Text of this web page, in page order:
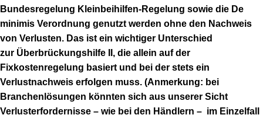
Bundesregelung Kleinbeihilfen-Regelung sowie die De
minimis Verordnung genutzt werden ohne den Nachweis
von Verlusten. Das ist ein wichtiger Unterschied
zur Überbrückungshilfe II, die allein auf der
Fixkostenregelung basiert und bei der stets ein
Verlustnachweis erfolgen muss. (Anmerkung: bei
Branchenlösungen könnten sich aus unserer Sicht
Verlusterfordernisse – wie bei den Händlern – im Einzelfall